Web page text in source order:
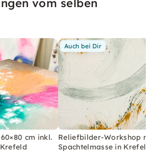
cm inkl.
Auch bei Dir
Reliefbilder-Workshop
Spachtelmasse in Krefeld